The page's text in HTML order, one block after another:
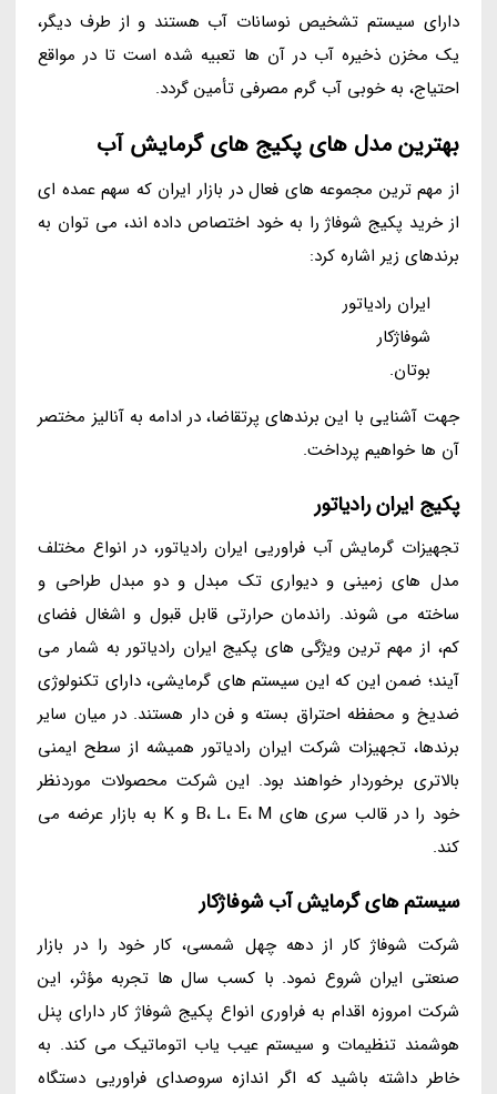
دارای سیستم تشخیص نوسانات آب هستند و از طرف دیگر،
یک مخزن ذخیره آب در آن ها تعبیه شده است تا در مواقع
احتیاج، به خوبی آب گرم مصرفی تأمین گردد.
بهترین مدل های پکیج های گرمایش آب
از مهم ترین مجموعه های فعال در بازار ایران که سهم عمده ای
از خرید پکیج شوفاژ را به خود اختصاص داده اند، می توان به
برندهای زیر اشاره کرد:
ایران رادیاتور
شوفاژکار
بوتان.
جهت آشنایی با این برندهای پرتقاضا، در ادامه به آنالیز مختصر
آن ها خواهیم پرداخت.
پکیج ایران رادیاتور
تجهیزات گرمایش آب فراوریی ایران رادیاتور، در انواع مختلف
مدل های زمینی و دیواری تک مبدل و دو مبدل طراحی و
ساخته می شوند. راندمان حرارتی قابل قبول و اشغال فضای
کم، از مهم ترین ویژگی های پکیج ایران رادیاتور به شمار می
آیند؛ ضمن این که این سیستم های گرمایشی، دارای تکنولوژی
ضدیخ و محفظه احتراق بسته و فن دار هستند. در میان سایر
برندها، تجهیزات شرکت ایران رادیاتور همیشه از سطح ایمنی
بالاتری برخوردار خواهند بود. این شرکت محصولات موردنظر
خود را در قالب سری های B، L، E، M و K به بازار عرضه می
کند.
سیستم های گرمایش آب شوفاژکار
شرکت شوفاژ کار از دهه چهل شمسی، کار خود را در بازار
صنعتی ایران شروع نمود. با کسب سال ها تجربه مؤثر، این
شرکت امروزه اقدام به فراوری انواع پکیج شوفاژ کار دارای پنل
هوشمند تنظیمات و سیستم عیب یاب اتوماتیک می کند. به
خاطر داشته باشید که اگر اندازه سروصدای فراوریی دستگاه